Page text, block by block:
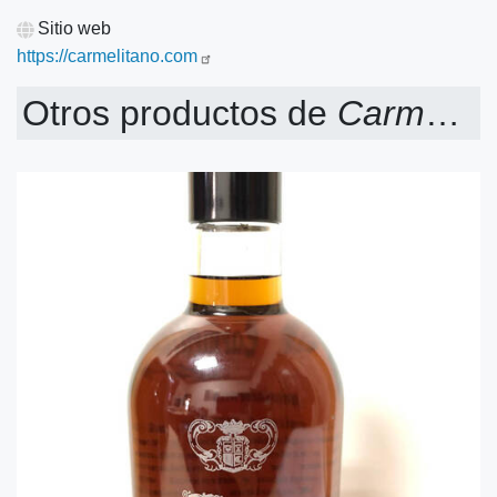
Sitio web
https://carmelitano.com
Otros productos de Carmelitano, S.A.U.